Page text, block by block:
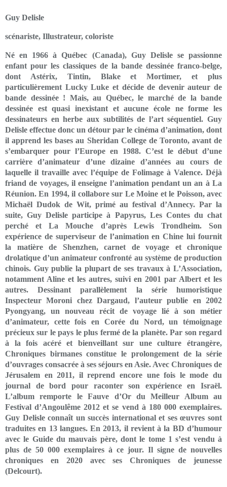
Guy Delisle
scénariste, Illustrateur, coloriste
Né en 1966 à Québec (Canada), Guy Delisle se passionne
enfant pour les classiques de la bande dessinée franco-belge,
dont Astérix, Tintin, Blake et Mortimer, et plus
particulièrement Lucky Luke et décide de devenir auteur de
bande dessinée ! Mais, au Québec, le marché de la bande
dessinée est quasi inexistant et aucune école ne forme les
dessinateurs en herbe aux subtilités de l’art séquentiel. Guy
Delisle effectue donc un détour par le cinéma d’animation, dont
il apprend les bases au Sheridan College de Toronto, avant de
s’embarquer pour l’Europe en 1988. C’est le début d’une
carrière d’animateur d’une dizaine d’années au cours de
laquelle il travaille avec l’équipe de Folimage à Valence. Déjà
friand de voyages, il enseigne l’animation pendant un an à La
Réunion. En 1994, il collabore sur Le Moine et le Poisson, avec
Michaël Dudok de Wit, primé au festival d’Annecy. Par la
suite, Guy Delisle participe à Papyrus, Les Contes du chat
perché et La Mouche d’après Lewis Trondheim. Son
expérience de superviseur de l’animation en Chine lui fournit
la matière de Shenzhen, carnet de voyage et chronique
drolatique d’un animateur confronté au système de production
chinois. Guy publie la plupart de ses travaux à L’Association,
notamment Aline et les autres, suivi en 2001 par Albert et les
autres. Dessinant parallèlement la série humoristique
Inspecteur Moroni chez Dargaud, l’auteur publie en 2002
Pyongyang, un nouveau récit de voyage lié à son métier
d’animateur, cette fois en Corée du Nord, un témoignage
précieux sur le pays le plus fermé de la planète. Par son regard
à la fois acéré et bienveillant sur une culture étrangère,
Chroniques birmanes constitue le prolongement de la série
d’ouvrages consacrée à ses séjours en Asie. Avec Chroniques de
Jérusalem en 2011, il reprend encore une fois le mode du
journal de bord pour raconter son expérience en Israël.
L’album remporte le Fauve d’Or du Meilleur Album au
Festival d’Angoulême 2012 et se vend à 180 000 exemplaires.
Guy Delisle connaît un succès international et ses œuvres sont
traduites en 13 langues. En 2013, il revient à la BD d’humour
avec le Guide du mauvais père, dont le tome 1 s’est vendu à
plus de 50 000 exemplaires à ce jour. Il signe de nouvelles
chroniques en 2020 avec ses Chroniques de jeunesse
(Delcourt).